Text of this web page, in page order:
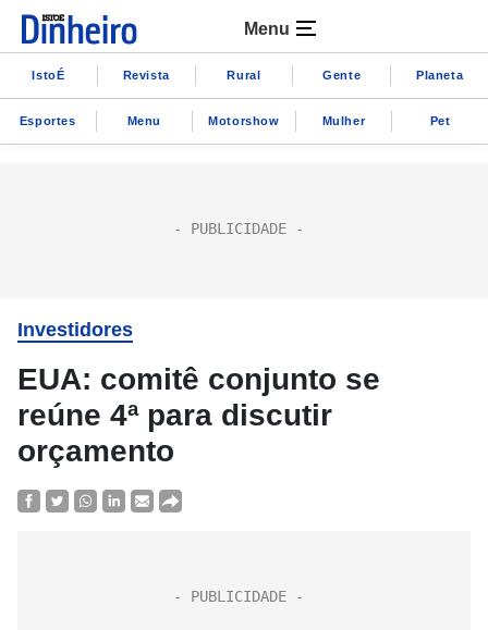
Menu
IstoÉ Revista Rural Gente Planeta
Esportes Menu Motorshow Mulher Pet
Investidores
EUA: comitê conjunto se
reúne 4ª para discutir
orçamento